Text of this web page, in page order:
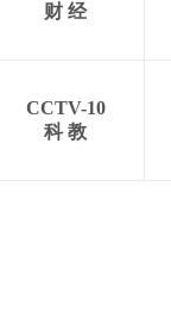
财 经
CCTV-10
科 教